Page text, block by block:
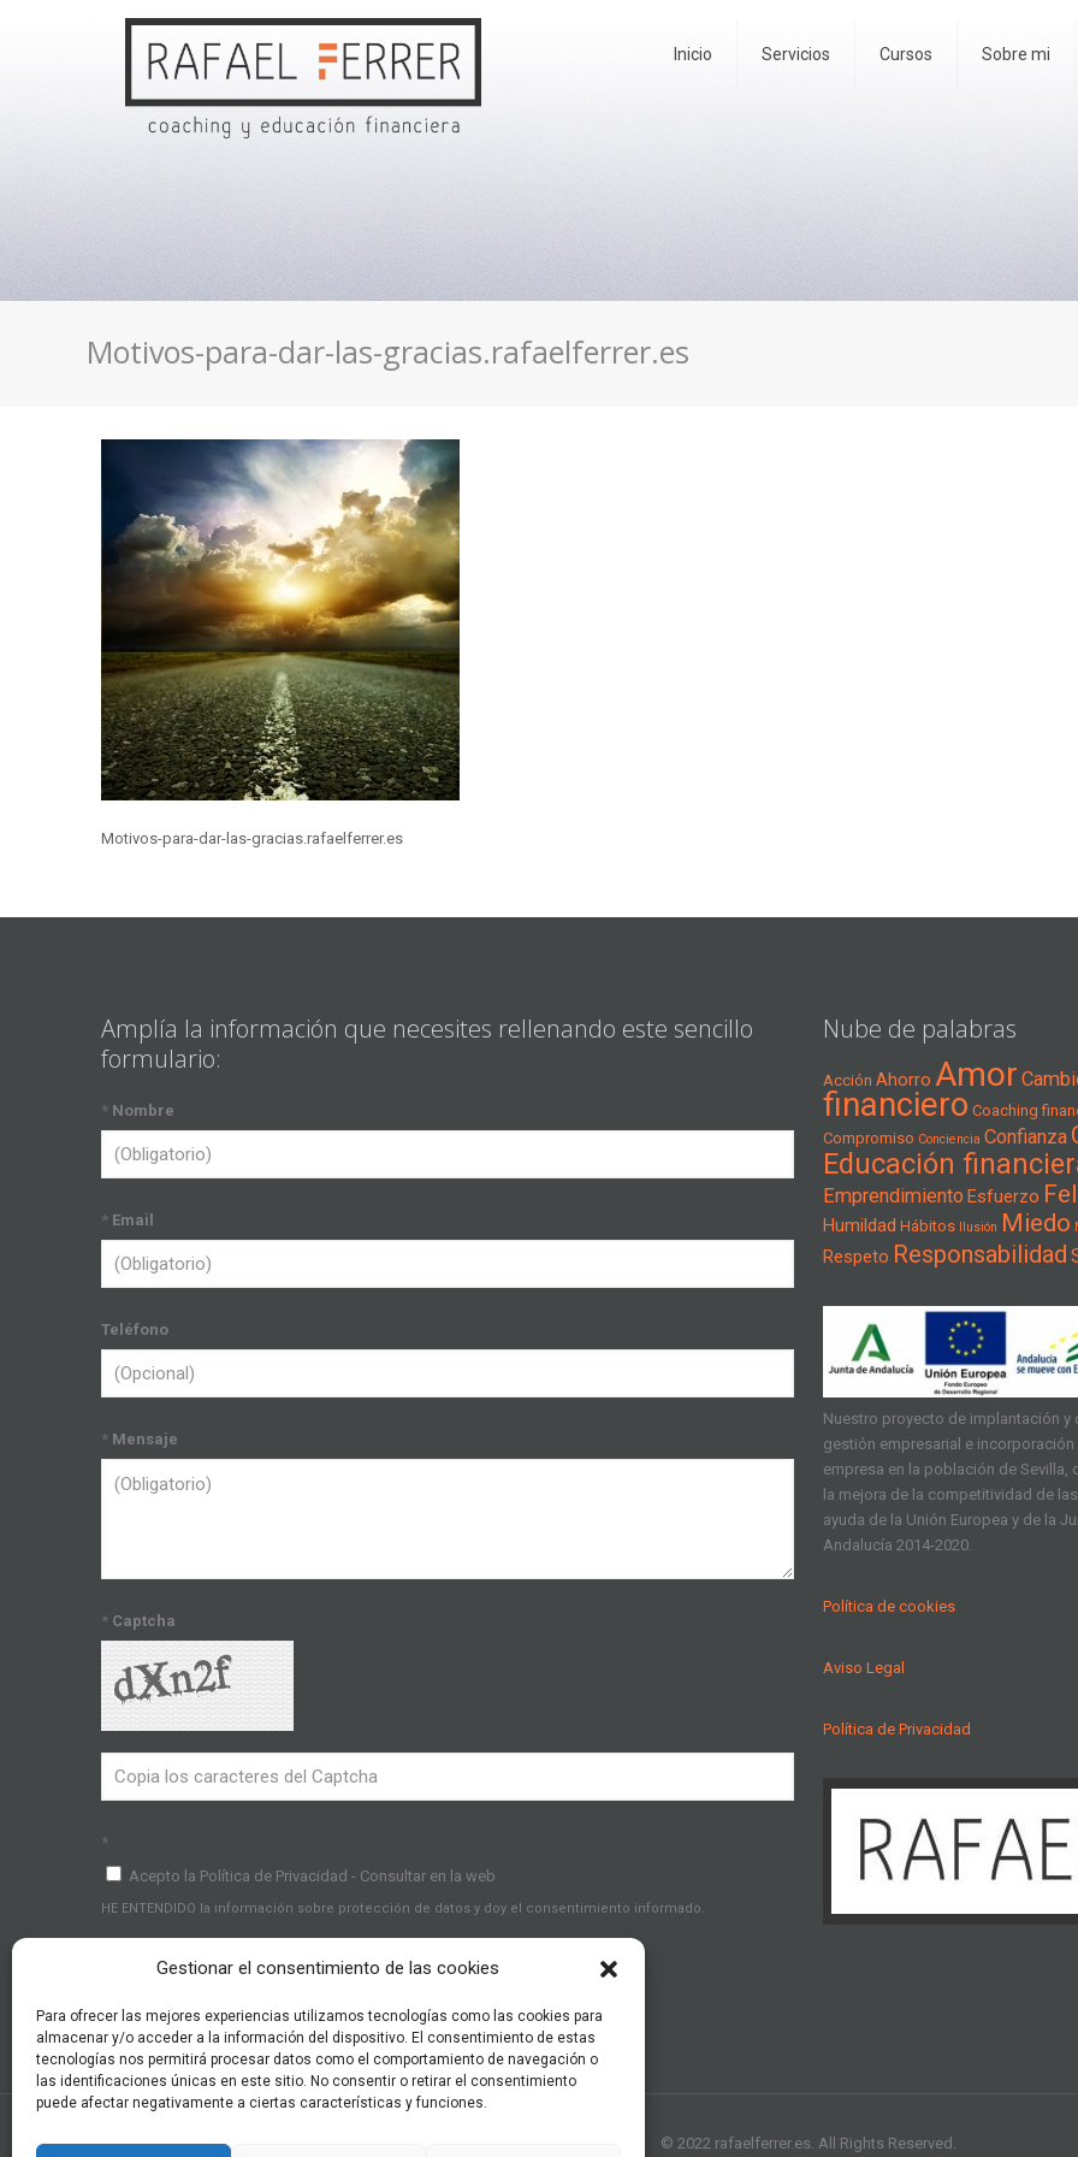
Gestionar el consentimiento de las cookies
Para ofrecer las mejores experiencias utilizamos tecnologías como las cookies para
almacenar y/o acceder a la información del dispositivo. El consentimiento de estas
tecnologías nos permitirá procesar datos como el comportamiento de navegación o
las identificaciones únicas en este sitio. No consentir o retirar el consentimiento
puede afectar negativamente a ciertas características y funciones.
Inicio Servicios Cursos Sobre mi
Motivos-para-dar-las-gracias.rafaelferrer.es
Motivos-para-dar-las-gracias.rafaelferrer.es
Amplía la información que necesites rellenando este sencillo
formulario:
* Nombre
* Email
Teléfono
* Mensaje
* Captcha
*
Acepto la Política de Privacidad - Consultar en la web
HE ENTENDIDO la información sobre protección de datos y doy el consentimiento informado.
Nube de palabras
Acción Ahorro Amor
financiero Coaching
Compromiso Conciencia Confianza
Educación
Emprendimiento Esfuerzo
Humildad Hábitos Ilusión Miedo
Respeto Responsabilidad
Nuestro proyecto de implantación
gestión empresarial e
empresa en la población de
la mejora de la competitividad de
ayuda de la Unión Europea y de la
Andalucía 2014-2020.
Política de cookies
Aviso Legal
Política de Privacidad
© 2022 rafaelferrer.es. All Rights Reserved.